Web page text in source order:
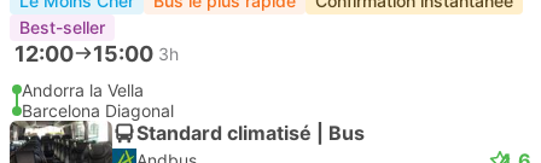
Best-seller
12:00 15:00 3h
Andorra la Vella
Barcelona Diagonal
Standard climatisé | Bus